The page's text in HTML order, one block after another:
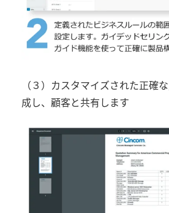
（３）カスタマイズされた正確
成し、顧客と共有します